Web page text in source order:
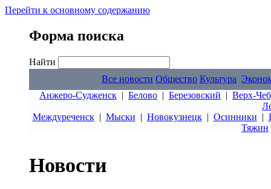
Перейти к основному содержанию
Форма поиска
Найти
Все новости Общество Культура
Анжеро-Судженск | Белово | Березовский | Верх-
Междуреченск| Мыски | Новокузнецк| Осинники |
Тяжин
Новости